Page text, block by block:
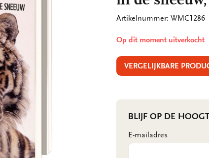
Artikelnummer: WMC1286
Op dit moment uitverkocht
VERGELIJKBARE
BLIJF OP DE
E-mailadres